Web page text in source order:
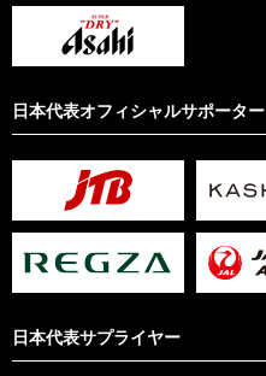
日本代表オフィシャルサポーター
日本代表サプライヤー